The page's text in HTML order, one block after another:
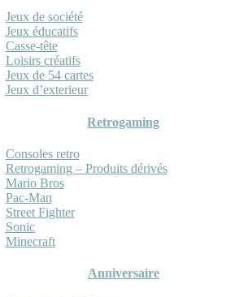
Jeux de société
Jeux éducatifs
Casse-tête
Loisirs créatifs
Jeux de 54 cartes
Jeux d’exterieur
Retrogaming
Consoles retro
Retrogaming – Produits dérivés
Mario Bros
Pac-Man
Street Fighter
Sonic
Minecraft
Anniversaire